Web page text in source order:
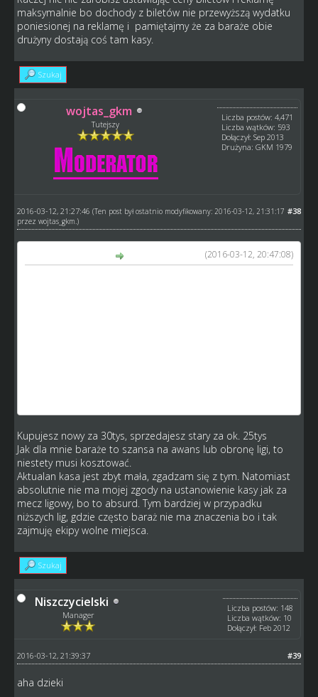
maksymalnie bo dochody z biletów nie przewyższą wydatku
poniesionej na reklamę i pamiętajmy że za baraże obie
drużyny dostają coś tam kasy.
Szukaj
wojtas_gkm
Tutejszy
Liczba postów: 4,471
Liczba wątków: 593
Dołączył: Sep 2013
Drużyna: GKM 1979
#38
2016-03-12, 21:27:46 (Ten post był ostatnio modyfikowany: 2016-03-12, 21:31:17
przez wojtas_gkm .)
(2016-03-12, 20:47:08)
Kupujesz nowy za 30tys, sprzedajesz stary za ok. 25tys
Jak dla mnie baraże to szansa na awans lub obronę ligi, to
niestety musi kosztować.
Aktualan kasa jest zbyt mała, zgadzam się z tym. Natomiast
absolutnie nie ma mojej zgody na ustanowienie kasy jak za
mecz ligowy, bo to absurd. Tym bardziej w przypadku
niższych lig, gdzie często baraż nie ma znaczenia bo i tak
zajmuję ekipy wolne miejsca.
Szukaj
Niszczycielski
Manager
Liczba postów: 148
Liczba wątków: 10
Dołączył: Feb 2012
#39
2016-03-12, 21:39:37
aha dzieki